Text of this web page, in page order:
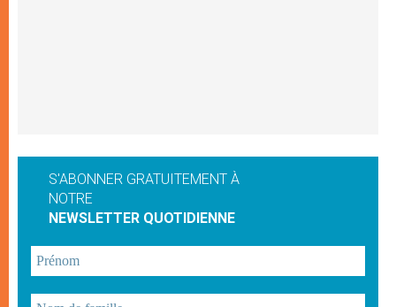
S'ABONNER GRATUITEMENT À
NOTRE
NEWSLETTER QUOTIDIENNE